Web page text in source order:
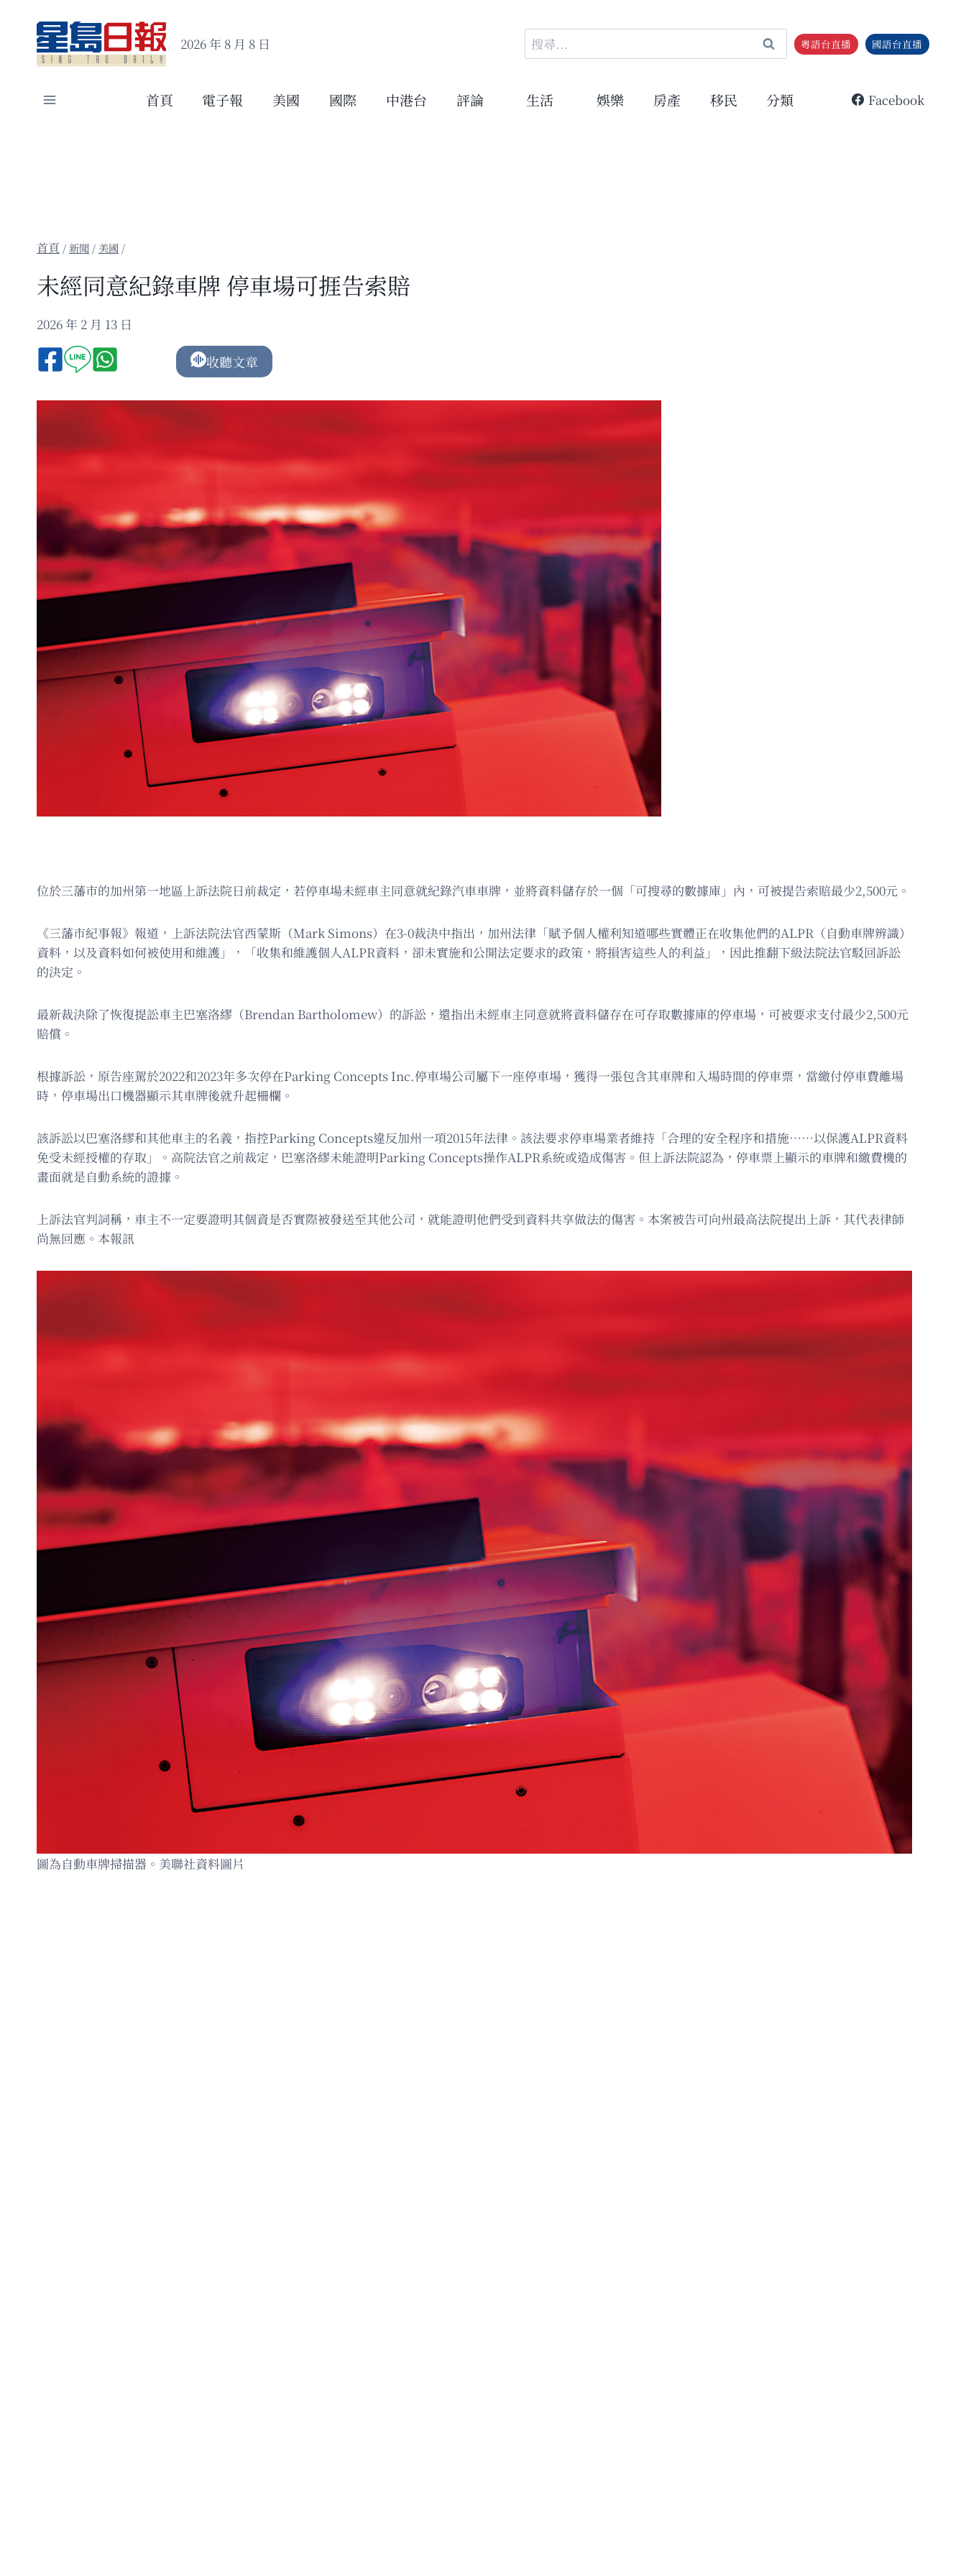
content
2026 年 8 月 8 日
搜
尋
鍵
粵語台直播 國語台直播
首頁 電子報 美國 國際 中港台 評論 生活 娛樂 房產 移民 分類 Facebook
/新聞 / 美國 /
未經同意紀錄車牌 停車場可捱告索賠
2026 年 2 月 13 日
收聽文章
位於三藩市的加州第一地區上訴法院日前裁定，若停車場未經車主同意就紀錄汽車車牌，並將資料儲存於一個「可搜尋的數據庫」內，可被提告索賠最少2,500元。
《三藩市紀事報》報道，上訴法院法官西蒙斯（Mark Simons）在3-0裁決中指出，加州法律「賦予個人權利知道哪些實體正在收集他們的ALPR（自動車牌辨識）
資料，以及資料如何被使用和維護」，「收集和維護個人ALPR資料，卻未實施和公開法定要求的政策，將損害這些人的利益」，因此推翻下級法院法官駁回訴訟
的決定。
最新裁決除了恢復提訟車主巴塞洛繆（Brendan Bartholomew）的訴訟，還指出未經車主同意就將資料儲存在可存取數據庫的停車場，可被要求支付最少2,500元
賠償。
根據訴訟，原告座駕於2022和2023年多次停在Parking Concepts Inc.停車場公司屬下一座停車場，獲得一張包含其車牌和入場時間的停車票，當繳付停車費離場
時，停車場出口機器顯示其車牌後就升起柵欄。
該訴訟以巴塞洛繆和其他車主的名義，指控Parking Concepts違反加州一項2015年法律。該法要求停車場業者維持「合理的安全程序和措施……以保護ALPR資料
免受未經授權的存取」。高院法官之前裁定，巴塞洛繆未能證明Parking Concepts操作ALPR系統或造成傷害。但上訴法院認為，停車票上顯示的車牌和繳費機的
畫面就是自動系統的證據。
上訴法官判詞稱，車主不一定要證明其個資是否實際被發送至其他公司，就能證明他們受到資料共享做法的傷害。本案被告可向州最高法院提出上訴，其代表律師
尚無回應。本報訊
圖為自動車牌掃描器。美聯社資料圖片